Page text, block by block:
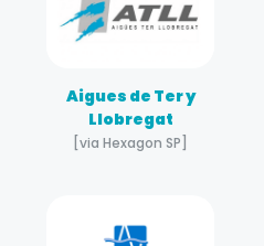
Aigues de Ter y
Llobregat
[via Hexagon SP]